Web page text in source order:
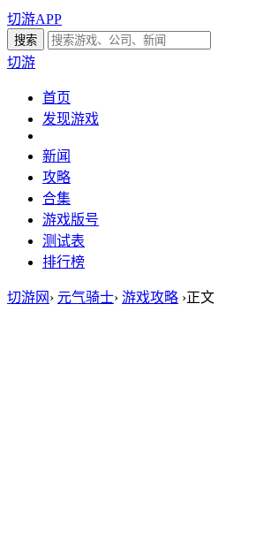
切游APP
切游
首页
发现游戏
新闻
攻略
合集
游戏版号
测试表
排行榜
切游网 › 元气骑士› 游戏攻略 ›正文